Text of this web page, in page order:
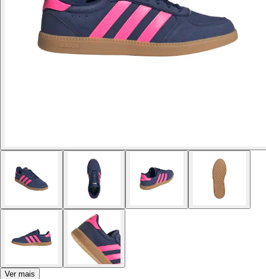
Ver mais